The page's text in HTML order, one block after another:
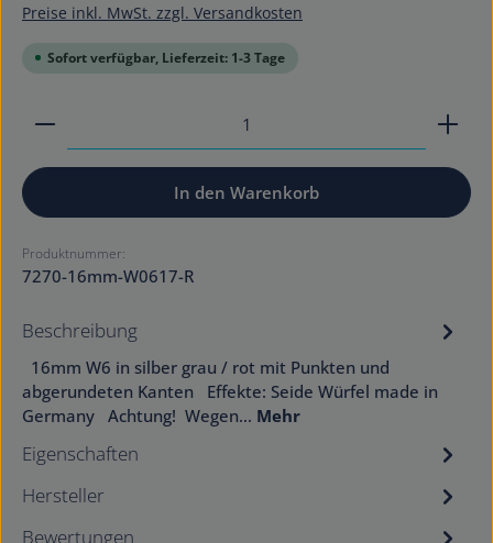
Preise inkl. MwSt. zzgl. Versandkosten
Sofort verfügbar, Lieferzeit: 1-3 Tage
Produkt Anzahl: Gib den gewünschten Wert ein
In den Warenkorb
Produktnummer:
7270-16mm-W0617-R
Beschreibung
16mm W6 in silber grau / rot mit Punkten und
abgerundeten Kanten Effekte: Seide Würfel made in
Germany Achtung! Wegen… Mehr
Eigenschaften
Hersteller
Bewertungen